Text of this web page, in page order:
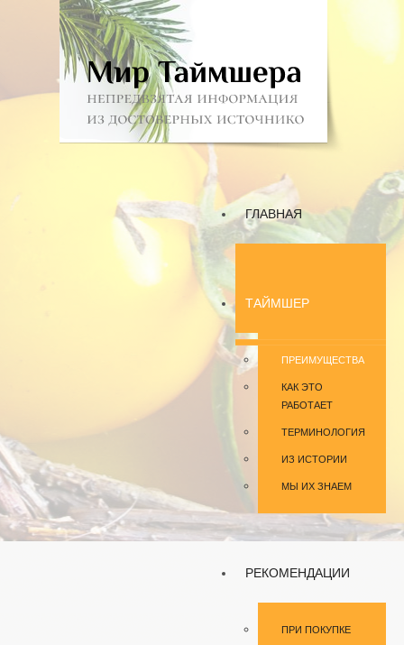
ГЛАВНАЯ
ТАЙМШЕР
ПРЕИМУЩЕСТВА
КАК ЭТО
РАБОТАЕТ
ТЕРМИНОЛОГИЯ
ИЗ ИСТОРИИ
МЫ ИХ ЗНАЕМ
РЕКОМЕНДАЦИИ
ПРИ ПОКУПКЕ